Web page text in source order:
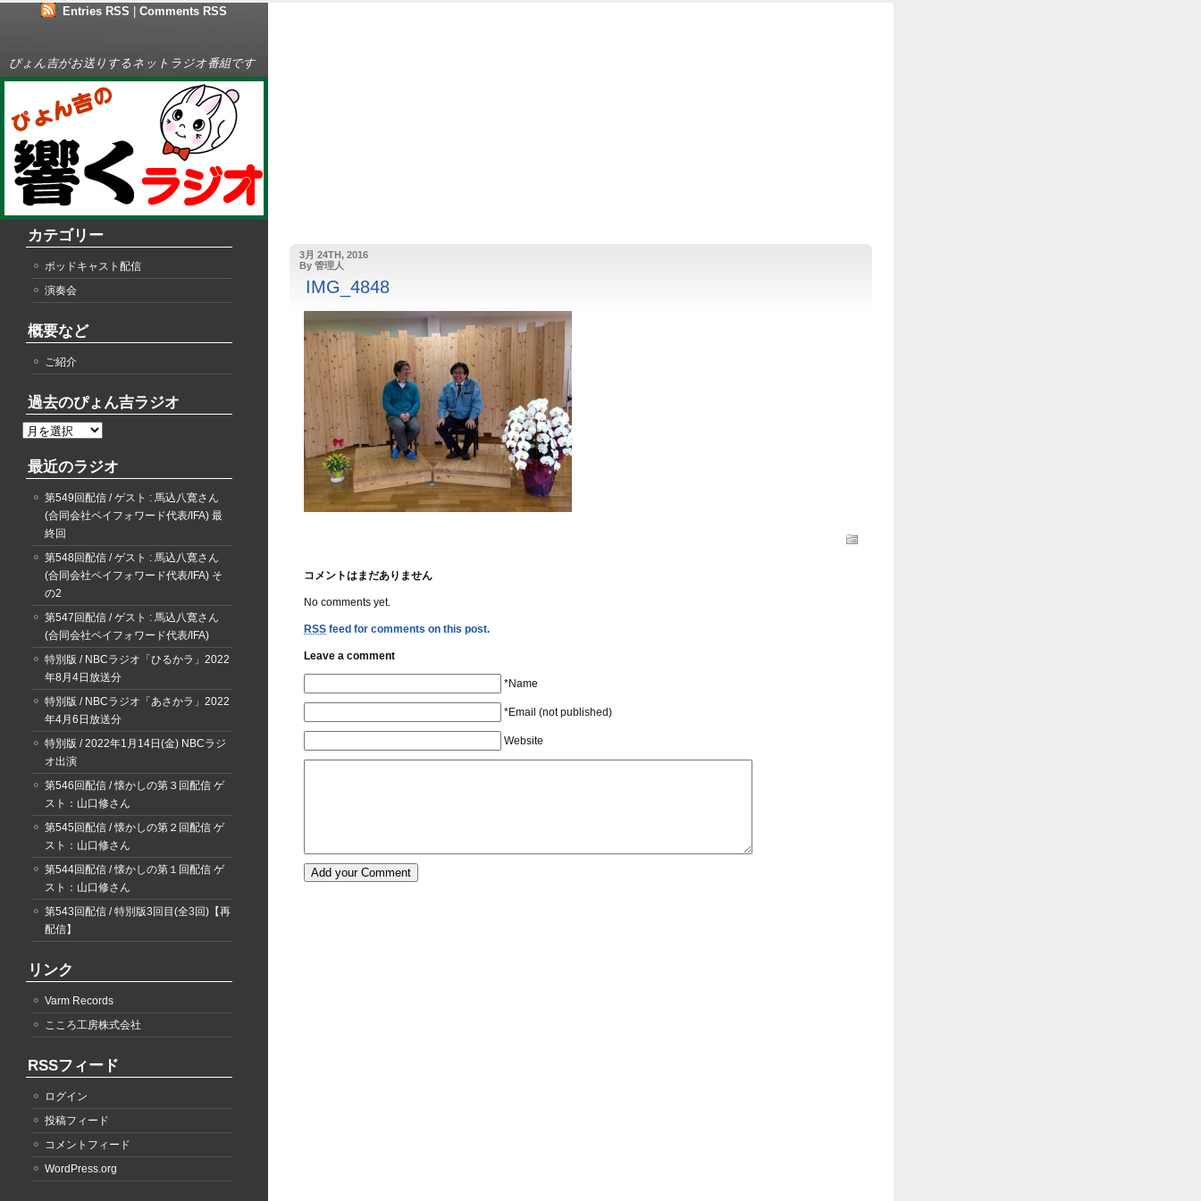
3月 24TH, 2016
By 管理人
IMG_4848
コメントはまだありません
No comments yet.
RSS feed for comments on this post.
Leave a comment
*Name
*Email (not published)
Website
Entries RSS Comments RSS
ぴょん吉がお送りするネットラジオ番組です
カテゴリー
ポッドキャスト配信
演奏会
概要など
ご紹介
過去のぴょん吉ラジオ
過
の
最近のラジオ
第549回配信 / ゲスト : 馬込八寛さん
(合同会社ペイフォワード代表/IFA) 最
終回
第548回配信 / ゲスト : 馬込八寛さん
(合同会社ペイフォワード代表/IFA) そ
の2
第547回配信 / ゲスト : 馬込八寛さん
(合同会社ペイフォワード代表/IFA)
特別版 / NBCラジオ「ひるかラ」2022
年8月4日放送分
特別版 / NBCラジオ「あさかラ」2022
年4月6日放送分
特別版 / 2022年1月14日(金) NBCラジ
オ出演
第546回配信 / 懐かしの第３回配信 ゲ
スト：山口修さん
第545回配信 / 懐かしの第２回配信 ゲ
スト：山口修さん
第544回配信 / 懐かしの第１回配信 ゲ
スト：山口修さん
第543回配信 / 特別版3回目(全3回)【再
配信】
リンク
Varm Records
こころ工房株式会社
RSSフィード
ログイン
投稿フィード
コメントフィード
WordPress.org